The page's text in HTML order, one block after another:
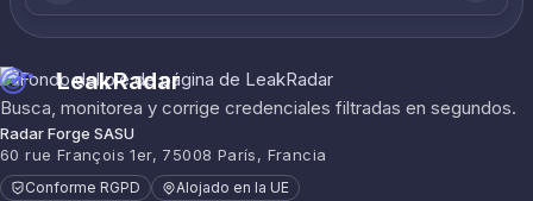
LeakRadar
Busca, monitorea y corrige credenciales filtradas en segundos.
Radar Forge SASU
60 rue François 1er, 75008 París, Francia
Conforme RGPD Alojado en la UE